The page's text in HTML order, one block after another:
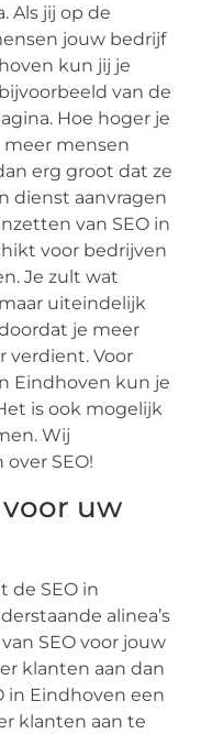
Als jij op de
jouw bedrijf
kun jij je
van de
Hoe hoger je
meer mensen
erg groot dat ze
dienst aanvragen
van SEO in
voor bedrijven
Je zult wat
uiteindelijk
je meer
verdient. Voor
Eindhoven kun je
is ook mogelijk
Wij
SEO!
uw
de SEO in
alinea’s
SEO voor jouw
klanten aan dan
in Eindhoven een
klanten aan te